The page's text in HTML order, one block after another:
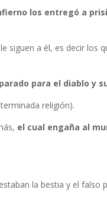
los entregó a
siguen a él, es decir los
para el diablo y
religión).
el cual engaña al
la bestia y el falso